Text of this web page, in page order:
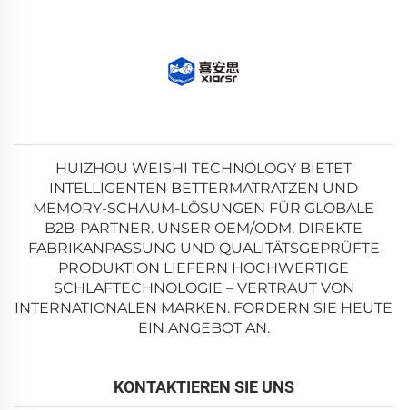
HUIZHOU WEISHI TECHNOLOGY BIETET
INTELLIGENTEN BETTERMATRATZEN UND
MEMORY-SCHAUM-LÖSUNGEN FÜR GLOBALE
B2B-PARTNER. UNSER OEM/ODM, DIREKTE
FABRIKANPASSUNG UND QUALITÄTSGEPRÜFTE
PRODUKTION LIEFERN HOCHWERTIGE
SCHLAFTECHNOLOGIE – VERTRAUT VON
INTERNATIONALEN MARKEN. FORDERN SIE HEUTE
EIN ANGEBOT AN.
KONTAKTIEREN SIE UNS